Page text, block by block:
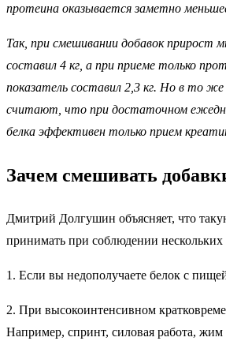
протеина оказывается заметно
Так, при смешивании добавок прирост
составил 4 кг, а при приеме только
показатель составил 2,3 кг. Но в то же
считают, что при достаточном
белка эффективен только прием
Зачем смешивать
Дмитрий Долгушин объясняет, что
принимать при соблюдении нескольких
1. Если вы недополучаете белок с
2. При высокоинтенсивном
Например, спринт, силовая работа, жим